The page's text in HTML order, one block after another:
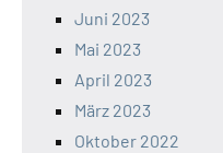
Juni 2023
Mai 2023
April 2023
März 2023
Oktober 2022